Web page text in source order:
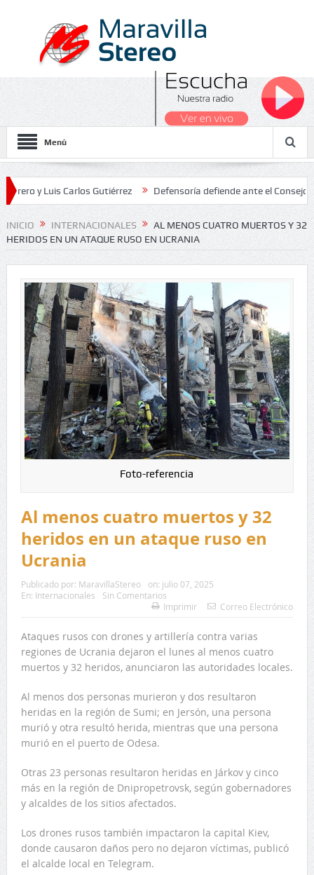
Menú
Luis Carlos Gutiérrez Defensoría defiende ante el Consejo de
Nacionales 2026
INICIO INTERNACIONALES
AL MENOS CUATRO MUERTOS Y 32
HERIDOS EN UN ATAQUE RUSO EN UCRANIA
Foto-referencia
Al menos cuatro muertos y 32
heridos en un ataque ruso en
Ucrania
Publicado por: MaravillaStereo on: julio 07, 2025
En: Internacionales
Sin Comentarios
Imprimir
Correo Electrónico
Ataques rusos con drones y artillería contra varias
regiones de Ucrania dejaron el lunes al menos cuatro
muertos y 32 heridos, anunciaron las autoridades locales.
Al menos dos personas murieron y dos resultaron
heridas en la región de Sumi; en Jersón, una persona
murió y otra resultó herida, mientras que una persona
murió en el puerto de Odesa.
Otras 23 personas resultaron heridas en Járkov y cinco
más en la región de Dnipropetrovsk, según gobernadores
y alcaldes de los sitios afectados.
Los drones rusos también impactaron la capital Kiev,
donde causaron daños pero no dejaron víctimas, publicó
el alcalde local en Telegram.